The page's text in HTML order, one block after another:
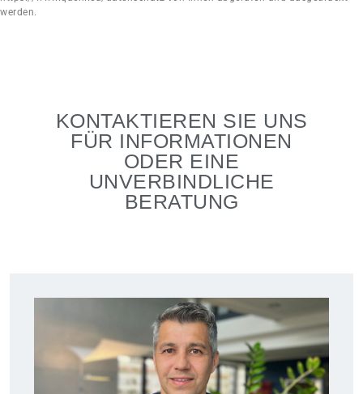
werden.
KONTAKTIEREN SIE UNS
FÜR INFORMATIONEN
ODER EINE
UNVERBINDLICHE
BERATUNG